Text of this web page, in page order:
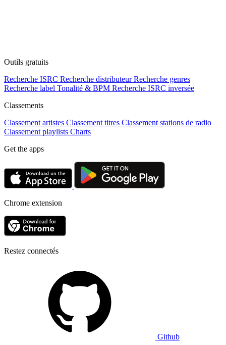
Outils gratuits
Recherche ISRC Recherche distributeur Recherche genres
Recherche label Tonalité & BPM Recherche ISRC inversée
Classements
Classement artistes Classement titres Classement stations de radio
Classement playlists Charts
Get the apps
Chrome extension
Restez connectés
Github